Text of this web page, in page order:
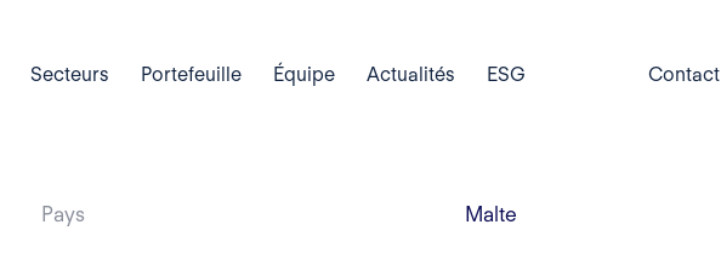
Secteurs Portefeuille Équipe Actualités ESG Contact
Pays Malte